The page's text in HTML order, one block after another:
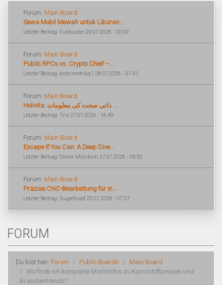
Forum: Main Board
Sewa Mobil Mewah untuk Liburan...
Letzter Beitrag: Fullbuster 29.07.2026 - 20:09
Forum: Main Board
Public RPCs vs. Crypto Chief –...
Letzter Beitrag: archimetrika1 28.07.2026 - 07:41
Forum: Main Board
Holivita: ذاتی صحت کی معلومات ...
Letzter Beitrag: Trix 27.07.2026 - 16:49
Forum: Main Board
Escape If You Can: A Deep Dive...
Letzter Beitrag: Olivier McIntosh 27.07.2026 - 08:32
Forum: Main Board
Präzise CNC-Bearbeitung für in...
Letzter Beitrag: Gugelhupf 25.07.2026 - 07:57
FORUM
Du bist hier: Forum Public Boards
Main Board
Wo finde ich kompakte Marktinfos zu Kunststoffpreisen und
Branchentrends?